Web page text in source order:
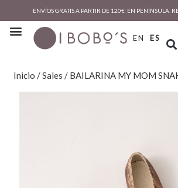
ENVÍOS GRATIS A PARTIR DE 120€ EN PENÍNSULA.
EN ES
Inicio /Sales / BAILARINA MY MOM